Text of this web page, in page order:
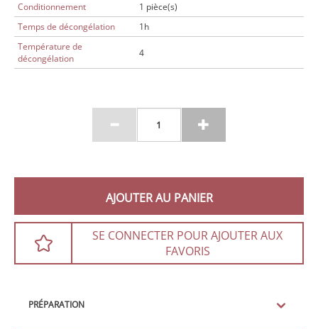
Conditionnement
1 pièce(s)
Temps de décongélation
1h
Température de
décongélation
4
AJOUTER AU PANIER
SE CONNECTER POUR AJOUTER AUX
FAVORIS
PRÉPARATION